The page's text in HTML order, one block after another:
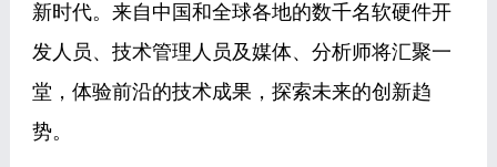
新时代。来自中国和全球各地的数千名软硬件开
发人员、技术管理人员及媒体、分析师将汇聚一
堂，体验前沿的技术成果，探索未来的创新趋
势。